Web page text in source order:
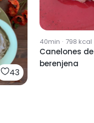
43
40min · 798 kcal
Canelones de
berenjena